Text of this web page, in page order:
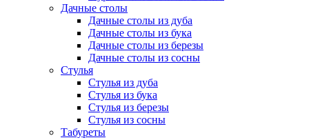
Дачные столы
Дачные столы из дуба
Дачные столы из бука
Дачные столы из березы
Дачные столы из сосны
Стулья
Стулья из дуба
Стулья из бука
Стулья из березы
Стулья из сосны
Табуреты